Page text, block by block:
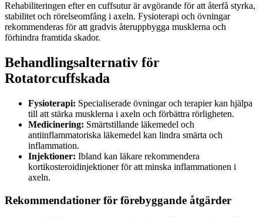
Rehabiliteringen efter en cuffsutur är avgörande för att återfå styrka,
stabilitet och rörelseomfång i axeln. Fysioterapi och övningar
rekommenderas för att gradvis återuppbygga musklerna och
förhindra framtida skador.
Behandlingsalternativ för
Rotatorcuffskada
Fysioterapi: Specialiserade övningar och terapier kan hjälpa
till att stärka musklerna i axeln och förbättra rörligheten.
Medicinering: Smärtstillande läkemedel och
antiinflammatoriska läkemedel kan lindra smärta och
inflammation.
Injektioner: Ibland kan läkare rekommendera
kortikosteroidinjektioner för att minska inflammationen i
axeln.
Rekommendationer för förebyggande åtgärder